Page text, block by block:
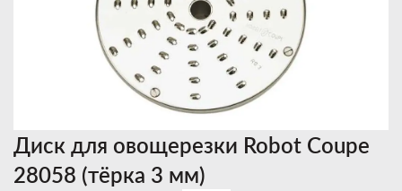
Диск для овощерезки Robot Coupe
28058 (тёрка 3 мм)